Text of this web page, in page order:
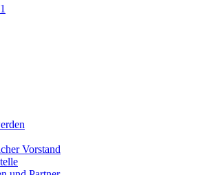
Vorstand